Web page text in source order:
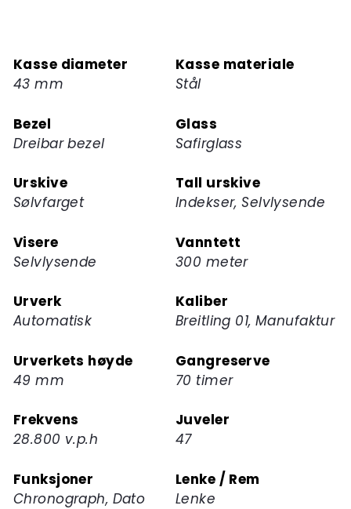
ventelisten
for
produktet
Kasse diameter
43 mm
Kasse materiale
Stål
Bezel
Dreibar bezel
Glass
Safirglass
Urskive
Sølvfarget
Tall urskive
Indekser, Selvlysende
Visere
Selvlysende
Vanntett
300 meter
Urverk
Automatisk
Kaliber
Breitling 01, Manufaktur
Urverkets høyde
49 mm
Gangreserve
70 timer
Frekvens
28.800 v.p.h
Juveler
47
Funksjoner
Chronograph, Dato
Lenke / Rem
Lenke